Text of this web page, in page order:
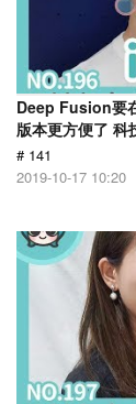
Deep Fusion要
版本更方便了 科
# 141
2019-10-17 10:20